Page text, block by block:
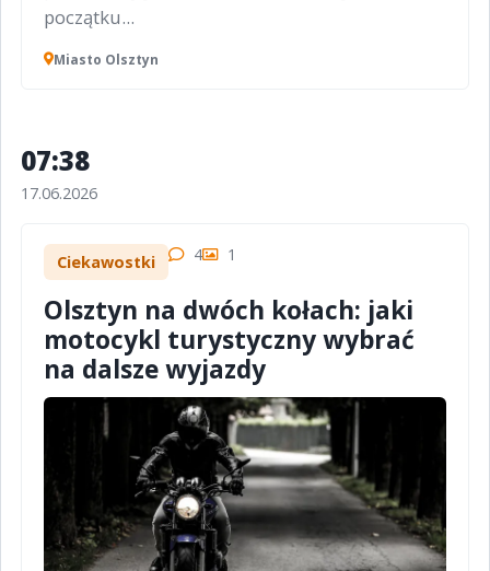
początku...
Miasto Olsztyn
07:38
17.06.2026
Ciekawostki 4 1
Olsztyn na dwóch kołach: jaki
motocykl turystyczny wybrać
na dalsze wyjazdy